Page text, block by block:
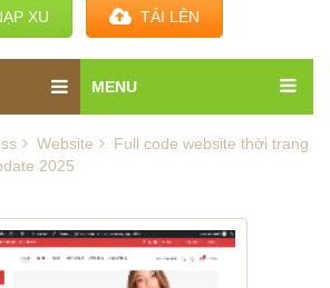
XU TẢI LÊN
MENU
Website
Full code website thời trang
2025